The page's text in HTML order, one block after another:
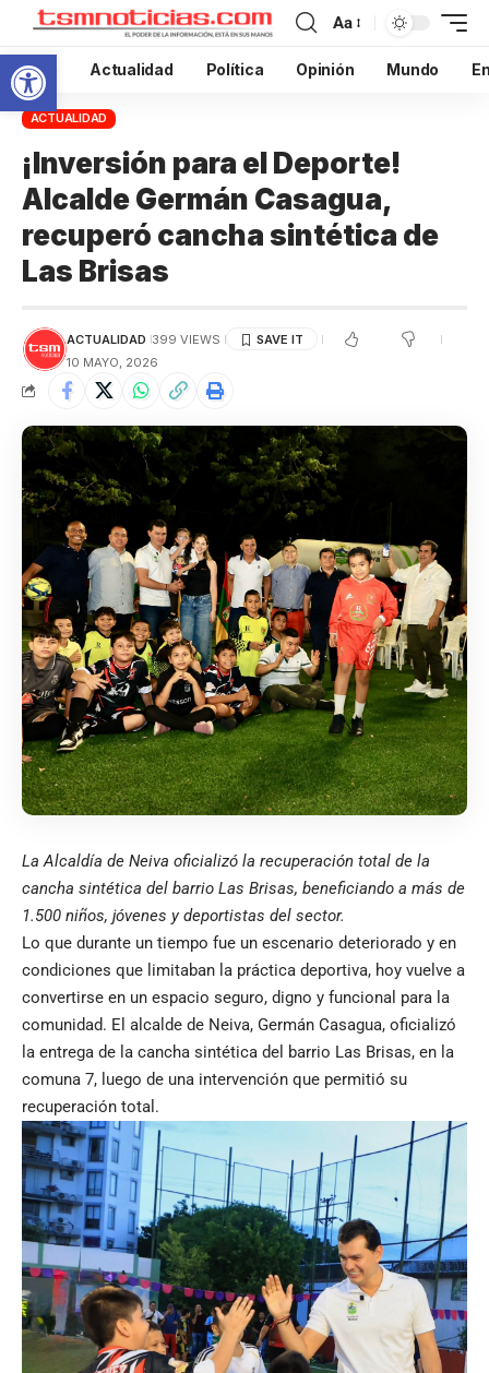
Abrir barra de herramientas
Aa
Inicio Actualidad Política Opinión Mundo
ACTUALIDAD
¡Inversión para el Deporte!
Alcalde Germán Casagua,
recuperó cancha sintética de
Las Brisas
ACTUALIDAD 399 VIEWS
10 MAYO, 2026
La Alcaldía de Neiva oficializó la recuperación total de la
cancha sintética del barrio Las Brisas, beneficiando a más de
1.500 niños, jóvenes y deportistas del sector.
Lo que durante un tiempo fue un escenario deteriorado y en
condiciones que limitaban la práctica deportiva, hoy vuelve a
convertirse en un espacio seguro, digno y funcional para la
comunidad. El alcalde de Neiva, Germán Casagua, oficializó
la entrega de la cancha sintética del barrio Las Brisas, en la
comuna 7, luego de una intervención que permitió su
recuperación total.